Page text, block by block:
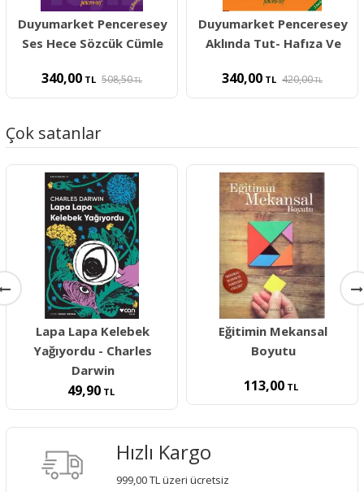
Duyumarket Penceresey
Ses Hece Sözcük Cümle
340,00 TL 508,50TL
Duyumarket Penceresey
Aklında Tut- Hafıza Ve
340,00 TL 420,00TL
Çok satanlar
Lapa Lapa Kelebek
Yağıyordu - Charles
Darwin
49,90TL
Eğitimin Mekansal
Boyutu
113,00 TL
Hızlı Kargo
999,00 TL üzeri ücretsiz